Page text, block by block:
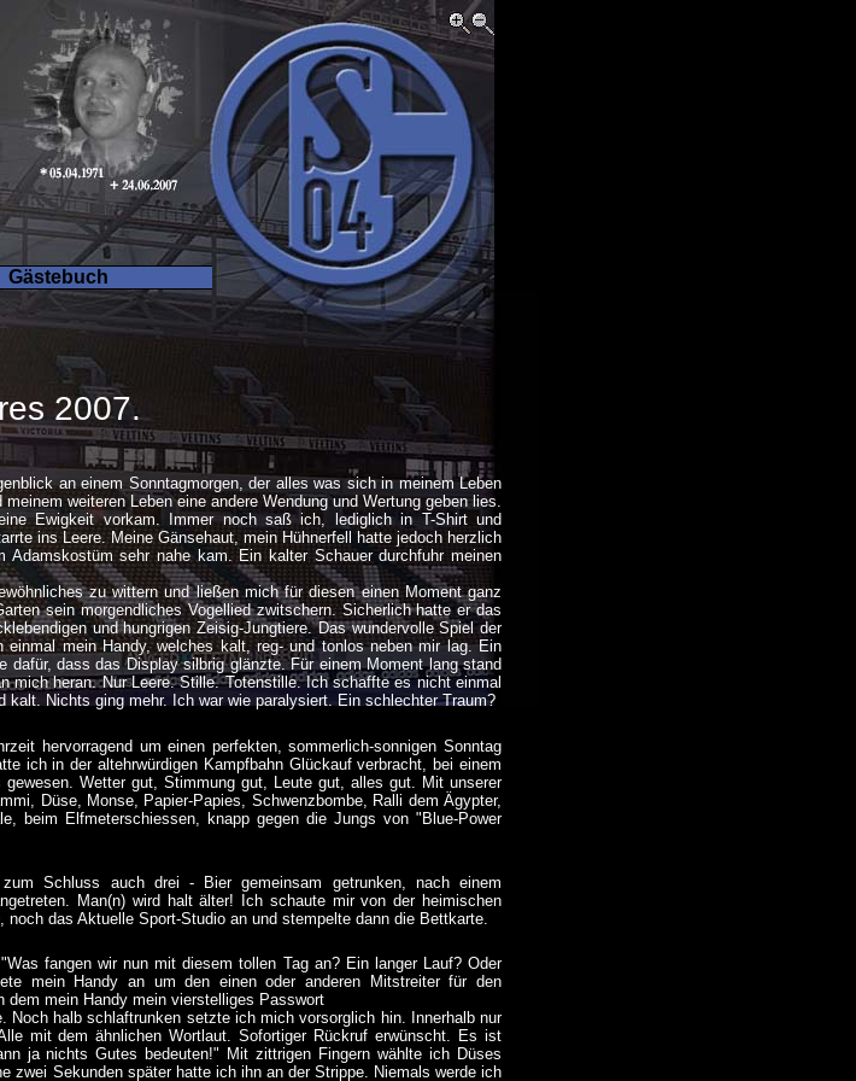
Gästebuch
2007.
an einem Sonntagmorgen, der alles was sich in meinem Leben
weiteren Leben eine andere Wendung und Wertung geben lies.
Ewigkeit vorkam. Immer noch saß ich, lediglich in T-Shirt und
ins Leere. Meine Gänsehaut, mein Hühnerfell hatte jedoch herzlich
sehr nahe kam. Ein kalter Schauer durchfuhr meinen
zu wittern und ließen mich für diesen einen Moment ganz
sein morgendliches Vogellied zwitschern. Sicherlich hatte er das
und hungrigen Zeisig-Jungtiere. Das wundervolle Spiel der
mein Handy, welches kalt, reg- und tonlos neben mir lag. Ein
dafür, dass das Display silbrig glänzte. Für einem Moment lang stand
mich heran. Nur Leere. Stille. Totenstille. Ich schaffte es nicht einmal
kalt. Nichts ging mehr. Ich war wie paralysiert. Ein schlechter Traum?
hervorragend um einen perfekten, sommerlich-sonnigen Sonntag
ich in der altehrwürdigen Kampfbahn Glückauf verbracht, bei einem
Wetter gut, Stimmung gut, Leute gut, alles gut. Mit unserer
Düse, Monse, Papier-Papies, Schwenzbombe, Ralli dem Ägypter,
beim Elfmeterschiessen, knapp gegen die Jungs von "Blue-Power
Schluss auch drei - Bier gemeinsam getrunken, nach einem
Man(n) wird halt älter! Ich schaute mir von der heimischen
das Aktuelle Sport-Studio an und stempelte dann die Bettkarte.
fangen wir nun mit diesem tollen Tag an? Ein langer Lauf? Oder
mein Handy an um den einen oder anderen Mitstreiter für den
dem mein Handy mein vierstelliges Passwort
halb schlaftrunken setzte ich mich vorsorglich hin. Innerhalb nur
mit dem ähnlichen Wortlaut. Sofortiger Rückruf erwünscht. Es ist
ja nichts Gutes bedeuten!" Mit zittrigen Fingern wählte ich Düses
zwei Sekunden später hatte ich ihn an der Strippe. Niemals werde ich